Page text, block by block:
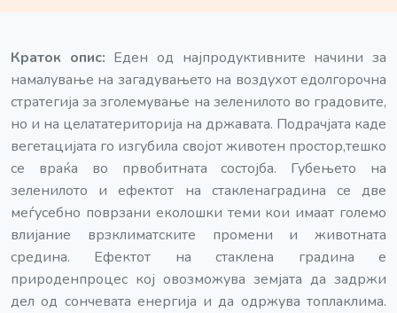
Краток опис: Еден од најпродуктивните начини за
намалување на загадувањето на воздухот едолгорочна
стратегија за зголемување на зеленилото во градовите,
но и на целататериторија на државата. Подрачјата каде
вегетацијата го изгубила својот животен простор,тешко
се враќа во првобитната состојба. Губењето на
зеленилото и ефектот на стакленаградина се две
меѓусебно поврзани еколошки теми кои имаат големо
влијание врзклиматските промени и животната
средина. Ефектот на стаклена градина е
природенпроцес кој овозможува земјата да задржи
дел од сончевата енергија и да одржува топлаклима.